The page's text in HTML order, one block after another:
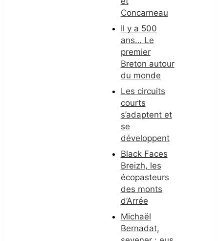
Concarneau
Il y a 500
ans… Le
premier
Breton autour
du monde
Les circuits
courts
s’adaptent et
se
développent
Black Faces
Breizh, les
écopasteurs
des monts
d’Arrée
Michaël
Bernadat,